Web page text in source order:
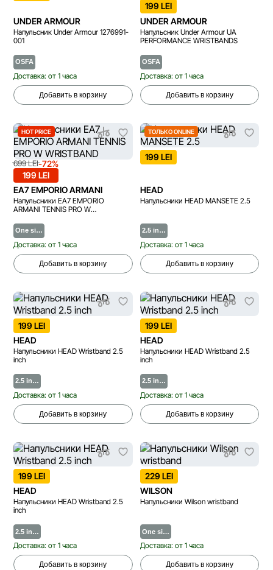
UNDER ARMOUR
Напульсник Under Armour 1276991-
001
OSFA
Доставка: от 1 часа
Добавить в корзину
199 LEI
UNDER ARMOUR
Напульсник Under Armour UA
PERFORMANCE WRISTBANDS
OSFA
Доставка: от 1 часа
Добавить в корзину
HOT PRICE
699 LEI-72%
199 LEI
EA7 EMPORIO ARMANI
Напульсники EA7 EMPORIO
ARMANI TENNIS PRO W
One si…
Доставка: от 1 часа
Добавить в корзину
ТОЛЬКО ONLINE
199 LEI
HEAD
Напульсники HEAD MANSETE 2.5
2.5 in…
Доставка: от 1 часа
Добавить в корзину
199 LEI
HEAD
Напульсники HEAD Wristband 2.5
inch
2.5 in…
Доставка: от 1 часа
Добавить в корзину
199 LEI
HEAD
Напульсники HEAD Wristband 2.5
inch
2.5 in…
Доставка: от 1 часа
Добавить в корзину
199 LEI
HEAD
Напульсники HEAD Wristband 2.5
inch
2.5 in…
Доставка: от 1 часа
Добавить в корзину
229 LEI
WILSON
Напульсники Wilson wristband
One si…
Доставка: от 1 часа
Добавить в корзину